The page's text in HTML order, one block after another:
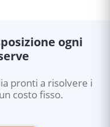
ogni
pronti a risolvere i
costo fisso.